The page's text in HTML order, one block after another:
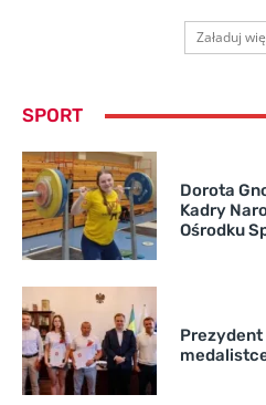
Załaduj
SPORT
Dorota
Kadry
Ośrodku
Prezydent